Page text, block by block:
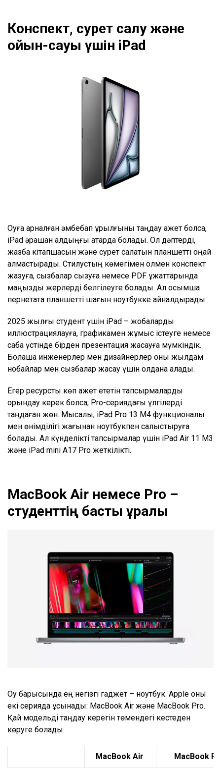
Конспект, сурет салу және
ойын-сауық үшін iPad
Оқуға арналған әмбебап құрылғыны таңдау қажет болса,
iPad әрқашан алдыңғы қатарда болады. Ол дәптерді,
жазба кітапшасын және сурет салатын планшетті оңай
алмастырады. Стилустың көмегімен қолмен конспект
жазуға, сызбалар сызуға немесе PDF құжаттарында
маңызды жерлерді белгілеуге болады. Ал қосымша
пернетақта планшетті шағын ноутбукке айналдырады.
2025 жылғы студент үшін iPad – жобаларды
иллюстрациялауға, графикамен жұмыс істеуге немесе
сабақ үстінде бірден презентация жасауға мүмкіндік.
Болашақ инженерлер мен дизайнерлер оны жылдам
нобайлар мен сызбалар жасау үшін қолдана алады.
Егер ресурсты көп қажет ететін тапсырмаларды
орындау керек болса, Pro-сериядағы үлгілерді
таңдаған жөн. Мысалы, iPad Pro 13 M4 функционалы
мен өнімділігі жағынан ноутбукпен салыстыруға
болады. Ал күнделікті тапсырмалар үшін iPad Air 11 M3
және iPad mini A17 Pro жеткілікті.
MacBook Air немесе Pro –
студенттің басты құралы
Оқу барысында ең негізгі гаджет – ноутбук. Apple оны
екі серияда ұсынады: MacBook Air және MacBook Pro.
Қай модельді таңдау керегін төмендегі кестеден
көруге болады.
MacBook Air MacBook